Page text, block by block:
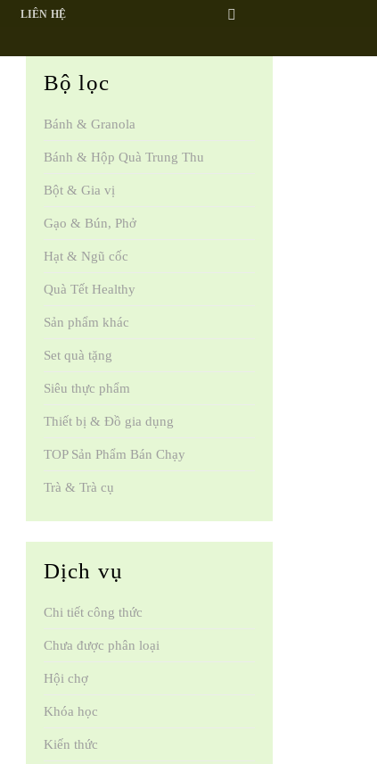
LIÊN HỆ
Bộ lọc
Bánh & Granola
Bánh & Hộp Quà Trung Thu
Bột & Gia vị
Gạo & Bún, Phở
Hạt & Ngũ cốc
Quà Tết Healthy
Sản phẩm khác
Set quà tặng
Siêu thực phẩm
Thiết bị & Đồ gia dụng
TOP Sản Phẩm Bán Chạy
Trà & Trà cụ
Dịch vụ
Chi tiết công thức
Chưa được phân loại
Hội chợ
Khóa học
Kiến thức